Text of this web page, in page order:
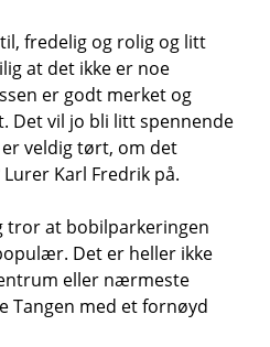
fredelig og rolig og litt
at det ikke er noe
er godt merket og
Det vil jo bli litt spennende
veldig tørt, om det
Karl Fredrik på.
tror at bobilparkeringen
Det er heller ikke
eller nærmeste
Tangen med et fornøyd